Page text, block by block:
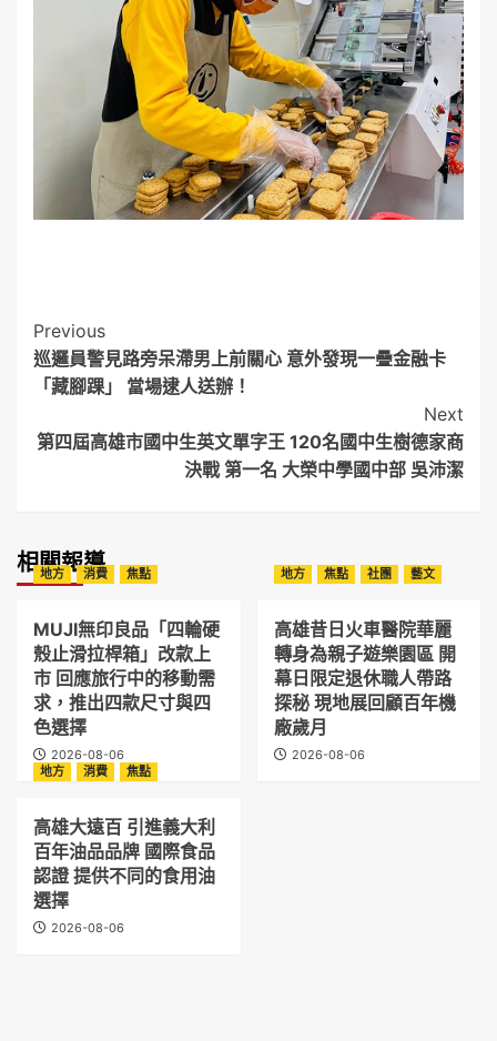
Post
Navigation
Previous
巡邏員警見路旁呆滯男上前關心 意外發現一疊金融卡
「藏腳踝」 當場逮人送辦！
Next
第四屆高雄市國中生英文單字王 120名國中生樹德家商
決戰 第一名 大榮中學國中部 吳沛潔
相關報導
地方 消費 焦點
MUJI無印良品「四輪硬
殼止滑拉桿箱」改款上
市 回應旅行中的移動需
求，推出四款尺寸與四
色選擇
2026-08-06
地方 焦點 社團 藝文
高雄昔日火車醫院華麗
轉身為親子遊樂園區 開
幕日限定退休職人帶路
探秘 現地展回顧百年機
廠歲月
2026-08-06
地方
消費 焦點
高雄大遠百 引進義大利
百年油品品牌 國際食品
認證 提供不同的食用油
選擇
2026-08-06